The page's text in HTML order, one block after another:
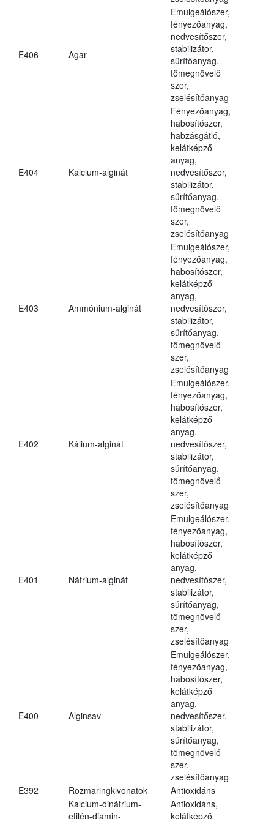
E406 Agar
Emulgeálószer,
fényezőanyag,
nedvesítőszer,
stabilizátor,
sűrítőanyag,
tömegnövelő
szer,
zselésítőanyag
E404 Kalcium-alginát
Fényezőanyag,
habosítószer,
habzásgátló,
kelátképző
anyag,
nedvesítőszer,
stabilizátor,
sűrítőanyag,
tömegnövelő
szer,
zselésítőanyag
E403 Ammónium-alginát
Emulgeálószer,
fényezőanyag,
habosítószer,
kelátképző
anyag,
nedvesítőszer,
stabilizátor,
sűrítőanyag,
tömegnövelő
szer,
zselésítőanyag
E402 Kálium-alginát
Emulgeálószer,
fényezőanyag,
habosítószer,
kelátképző
anyag,
nedvesítőszer,
stabilizátor,
sűrítőanyag,
tömegnövelő
szer,
zselésítőanyag
E401 Nátrium-alginát
Emulgeálószer,
fényezőanyag,
habosítószer,
kelátképző
anyag,
nedvesítőszer,
stabilizátor,
sűrítőanyag,
tömegnövelő
szer,
zselésítőanyag
E400 Alginsav
Emulgeálószer,
fényezőanyag,
habosítószer,
kelátképző
anyag,
nedvesítőszer,
stabilizátor,
sűrítőanyag,
tömegnövelő
szer,
zselésítőanyag
E392
Rozmaringkivonatok Antioxidáns
Kalcium-dinátrium-
etilén-diamin-
Antioxidáns,
kelátképző